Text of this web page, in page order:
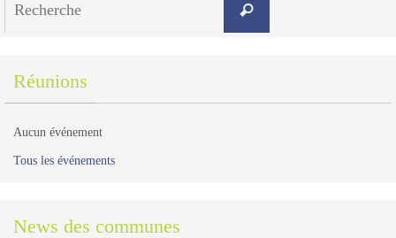
Recherche
Réunions
Aucun événement
Tous les événements
News des communes